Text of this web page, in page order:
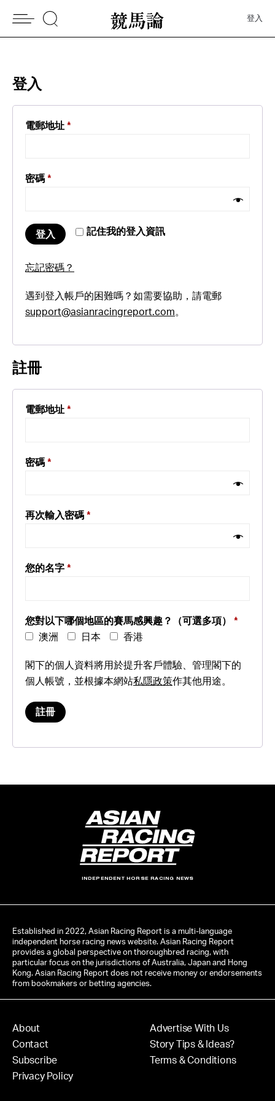
登入
登入
電郵地址 *
密碼 *
記住我的登入資訊
登入
忘記密碼？
遇到登入帳戶的困難嗎？如需要協助，請電郵
support@asianracingreport.com。
註冊
您的名字 *
您對以下哪個地區的賽馬感興趣？（可選多項） *
澳洲
日本 香港
電郵地址 *
密碼 *
閣下的個人資料將用於提升客戶體驗、管理閣下的
個人帳號，並根據本網站私隱政策作其他用途。
再次輸入密碼 *
註冊
INDEPENDENT HORSE RACING NEWS
Established in 2022, Asian Racing Report is a multi-language
independent horse racing news website. Asian Racing Report
provides a global perspective on thoroughbred racing, with
particular focus on the jurisdictions of Australia, Japan and Hong
Kong. Asian Racing Report does not receive money or endorsements
from bookmakers or betting agencies.
About
Contact
Subscribe
Privacy Policy
Advertise With Us
Story Tips & Ideas?
Terms & Conditions